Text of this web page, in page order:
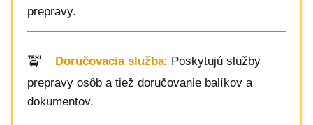
prepravy.
Doručovacia služba: Poskytujú služby
prepravy osôb a tiež doručovanie balíkov a
dokumentov.